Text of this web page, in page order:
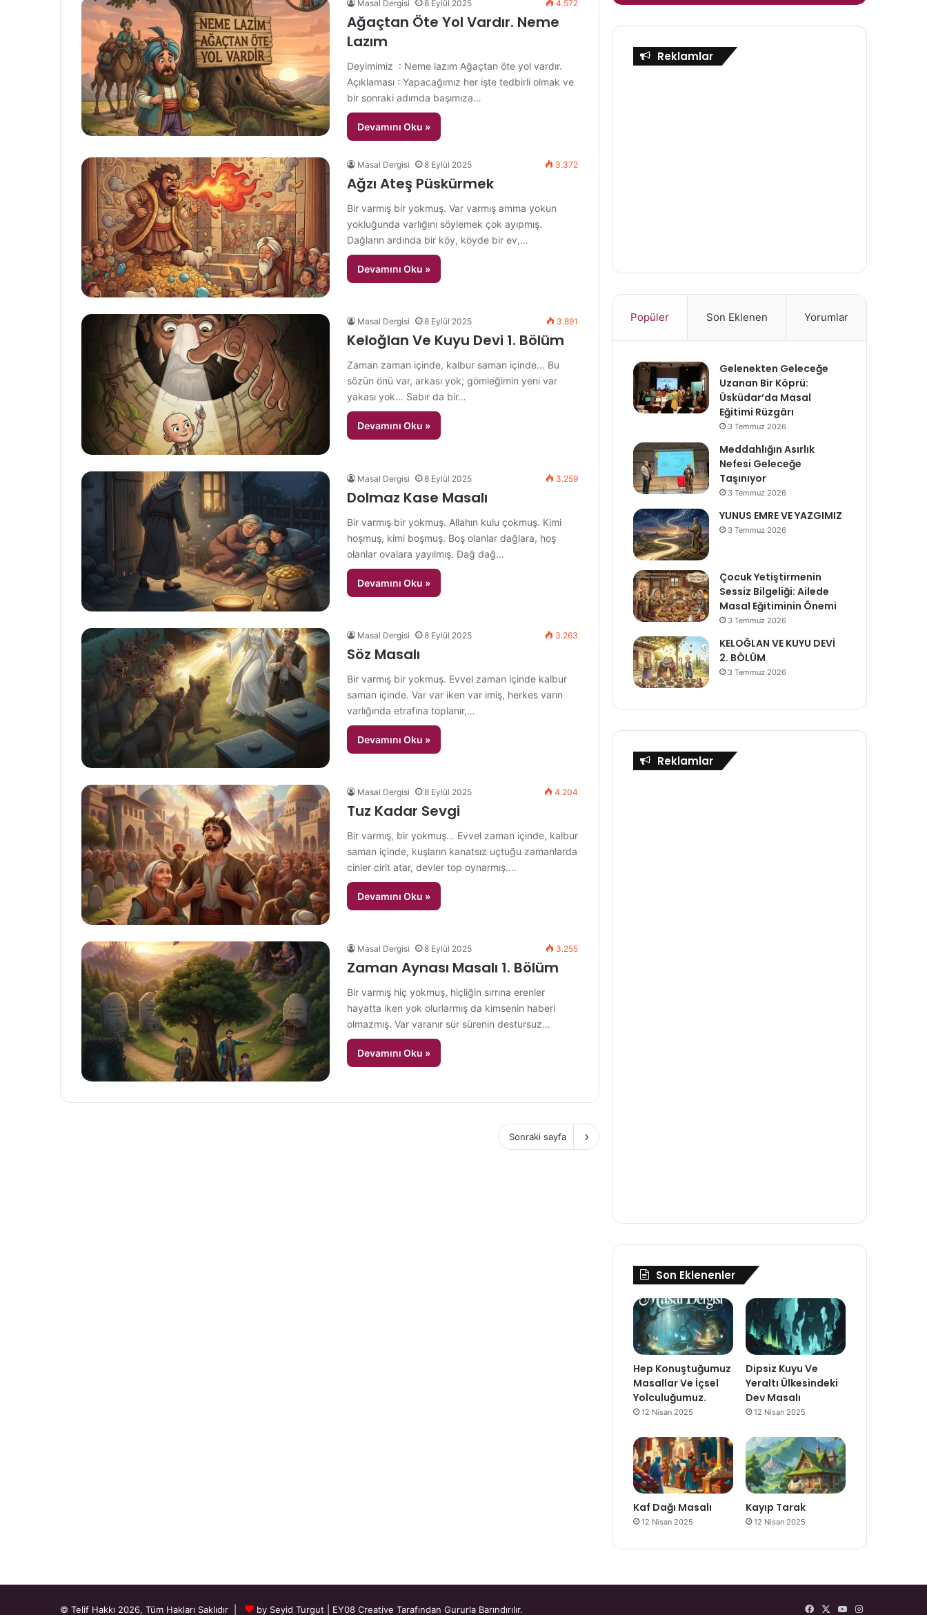
Masal Dergisi 8 Eylül 2025 4.572
Ağaçtan Öte Yol Vardır. Neme
Lazım
Deyimimiz : Neme lazım Ağaçtan öte yol vardır.
Açıklaması : Yapacağımız her işte tedbirli olmak ve
bir sonraki adımda başımıza…
Devamını Oku »
Masal Dergisi 8 Eylül 2025 3.372
Ağzı Ateş Püskürmek
Bir varmış bir yokmuş. Var varmış amma yokun
yokluğunda varlığını söylemek çok ayıpmış.
Dağların ardında bir köy, köyde bir ev,…
Devamını Oku »
Masal Dergisi 8 Eylül 2025 3.891
Keloğlan Ve Kuyu Devi 1. Bölüm
Zaman zaman içinde, kalbur saman içinde… Bu
sözün önü var, arkası yok; gömleğimin yeni var
yakası yok… Sabır da bir…
Devamını Oku »
Masal Dergisi 8 Eylül 2025 3.259
Dolmaz Kase Masalı
Bir varmış bir yokmuş. Allahın kulu çokmuş. Kimi
hoşmuş, kimi boşmuş. Boş olanlar dağlara, hoş
olanlar ovalara yayılmış. Dağ dağ…
Devamını Oku »
Masal Dergisi 8 Eylül 2025 3.263
Söz Masalı
Bir varmış bir yokmuş. Evvel zaman içinde kalbur
saman içinde. Var var iken var imiş, herkes varın
varlığında etrafına toplanır,…
Devamını Oku »
Masal Dergisi 8 Eylül 2025 4.204
Tuz Kadar Sevgi
Bir varmış, bir yokmuş… Evvel zaman içinde, kalbur
saman içinde, kuşların kanatsız uçtuğu zamanlarda
cinler cirit atar, devler top oynarmış.…
Devamını Oku »
Masal Dergisi 8 Eylül 2025 3.255
Zaman Aynası Masalı 1. Bölüm
Bir varmış hiç yokmuş, hiçliğin sırrına erenler
hayatta iken yok olurlarmış da kimsenin haberi
olmazmış. Var varanır sür sürenin destursuz…
Devamını Oku »
Sonraki sayfa
Reklamlar
Popüler Son Eklenen Yorumlar
Gelenekten Geleceğe
Uzanan Bir Köprü:
Üsküdar’da Masal
Eğitimi Rüzgârı
3 Temmuz 2026
Meddahlığın Asırlık
Nefesi Geleceğe
Taşınıyor
3 Temmuz 2026
YUNUS EMRE VE YAZGIMIZ
3 Temmuz 2026
Çocuk Yetiştirmenin
Sessiz Bilgeliği: Ailede
Masal Eğitiminin Önemi
3 Temmuz 2026
KELOĞLAN VE KUYU DEVİ
2. BÖLÜM
3 Temmuz 2026
Reklamlar
Son Eklenenler
Hep Konuştuğumuz
Masallar Ve İçsel
Yolculuğumuz.
12 Nisan 2025
Dipsiz Kuyu Ve
Yeraltı Ülkesindeki
Dev Masalı
12 Nisan 2025
Kaf Dağı Masalı
12 Nisan 2025
Kayıp Tarak
12 Nisan 2025
© Telif Hakkı 2026, Tüm Hakları Saklıdır | by Seyid Turgut EY08 Creative Tarafından Gururla Barındırılır. FacebookYouTubeInstagram